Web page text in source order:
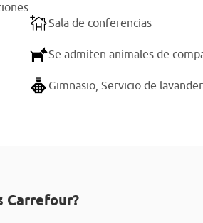
Sala de conferencias
Se admiten animales de
Gimnasio, Servicio de
Carrefour?